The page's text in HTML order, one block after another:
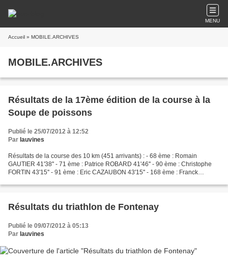
MENU
Accueil » MOBILE.ARCHIVES
MOBILE.ARCHIVES
Résultats de la 17ème édition de la course à la
Soupe de poissons
Publié le 25/07/2012 à 12:52
Par lauvines
Résultats de la course des 10 km (451 arrivants) : - 68 ème : Romain
GAUTIER 41'38'' - 71 ème : Patrice ROBARD 41'46'' - 90 ème : Christophe
FORTIN 43'15'' - 91 ème : Eric CAZAUBON 43'15'' - 168 ème : Franck
Résultats du triathlon de Fontenay
Publié le 09/07/2012 à 05:13
Par lauvines